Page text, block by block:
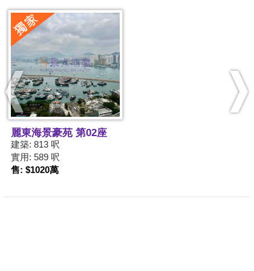
麗東海景豪苑 第02座
建築: 813 呎
實用: 589 呎
售: $1020萬